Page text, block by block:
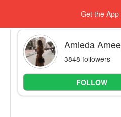
Get the App
Amieda Amee
3848 followers
FOLLOW